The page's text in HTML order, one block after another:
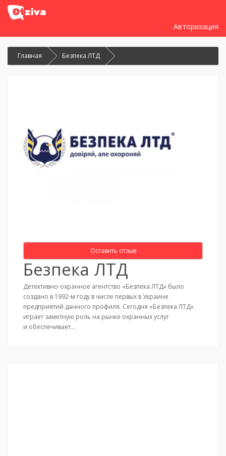
Авторизация
Главная Безпека ЛТД
Оставить отзыв
Безпека ЛТД
Детективно-охранное агентство «Безпека ЛТД» было
создано в 1992-м году в числе первых в Украине
предприятий данного профиля. Сегодня «Безпека ЛТД»
играет заметную роль на рынке охранных услуг
и обеспечивает…